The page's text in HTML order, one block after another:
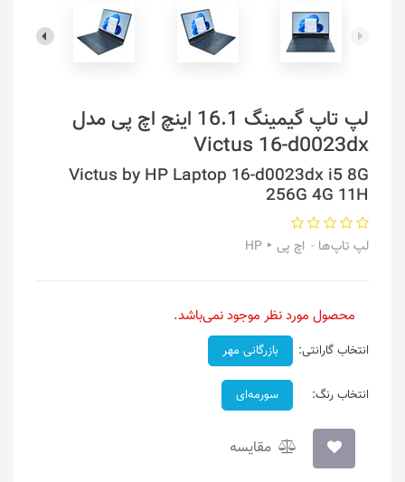
لپ تاپ گیمینگ 16.1 اینچ اچ پی مدل
Victus 16-d0023dx
Victus by HP Laptop 16-d0023dx i5 8G
256G 4G 11H
لپ تاپ‌ها اچ پی ‣ HP
محصول مورد نظر موجود نمی‌باشد.
انتخاب گارانتی: بازرگانی مهر
انتخاب رنگ: سورمه‌ای
مقایسه